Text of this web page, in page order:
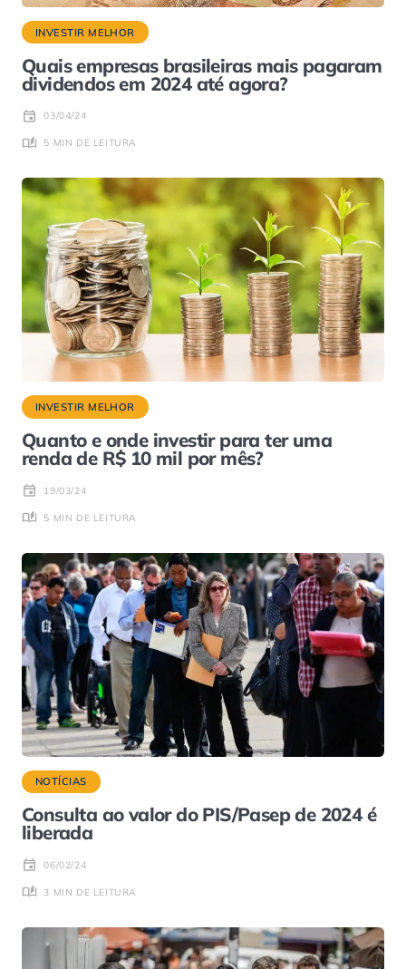
INVESTIR MELHOR
Quais empresas brasileiras mais pagaram
dividendos em 2024 até agora?
03/04/24
5 MIN DE LEITURA
INVESTIR MELHOR
Quanto e onde investir para ter uma
renda de R$ 10 mil por mês?
19/03/24
5 MIN DE LEITURA
NOTÍCIAS
Consulta ao valor do PIS/Pasep de 2024 é
liberada
06/02/24
3 MIN DE LEITURA